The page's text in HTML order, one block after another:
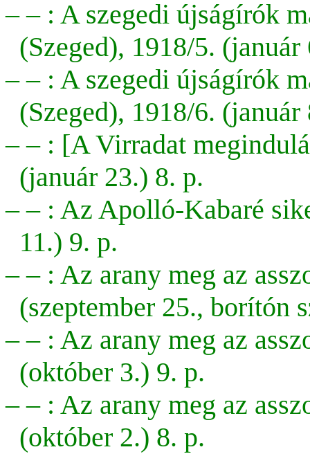
– – : A szegedi újságírók
(Szeged), 1918/5. (január
– – : A szegedi újságírók
(Szeged), 1918/6. (január
– – : [A Virradat
(január 23.) 8. p.
– – : Az Apolló-Kabaré
11.) 9. p.
– – : Az arany meg az
(szeptember 25., borítón
– – : Az arany meg az
(október 3.) 9. p.
– – : Az arany meg az
(október 2.) 8. p.